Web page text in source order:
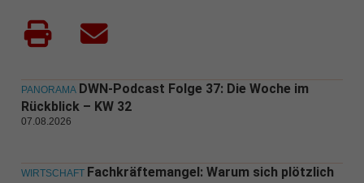
PANORAMA DWN-Podcast Folge 37: Die Woche im
Rückblick – KW 32
07.08.2026
WIRTSCHAFT Fachkräftemangel: Warum sich plötzlich